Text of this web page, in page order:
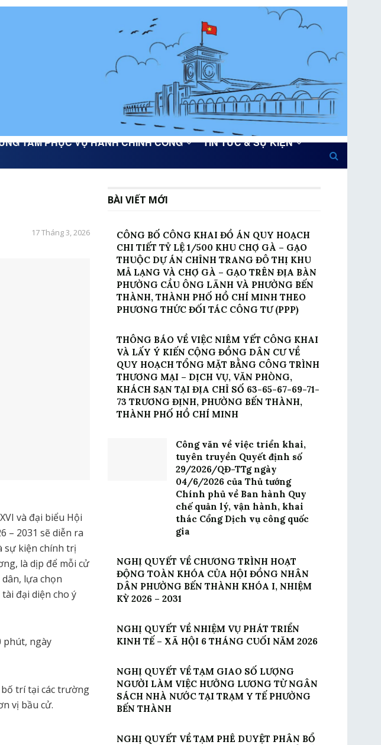
TÂM PHỤC VỤ HÀNH CHÍNH CÔNG
TIN TỨC & SỰ KIỆN
17 Tháng 3, 2026
và đại biểu Hội
– 2031 sẽ diễn ra
sự kiện chính trị
là dịp để mỗi cử
lựa chọn
đại diện cho ý
phút, ngày
trí tại các trường
vị bầu cử.
BÀI VIẾT MỚI
CÔNG BỐ CÔNG KHAI ĐỒ ÁN QUY HOẠCH
CHI TIẾT TỶ LỆ 1/500 KHU CHỢ GÀ – GẠO
THUỘC DỰ ÁN CHỈNH TRANG ĐÔ THỊ KHU
MẢ LẠNG VÀ CHỢ GÀ – GẠO TRÊN ĐỊA BÀN
PHƯỜNG CẦU ÔNG LÃNH VÀ PHƯỜNG BẾN
THÀNH, THÀNH PHỐ HỒ CHÍ MINH THEO
PHƯƠNG THỨC ĐỐI TÁC CÔNG TƯ (PPP)
THÔNG BÁO VỀ VIỆC NIÊM YẾT CÔNG KHAI
VÀ LẤY Ý KIẾN CỘNG ĐỒNG DÂN CƯ VỀ
QUY HOẠCH TỔNG MẶT BẰNG CÔNG TRÌNH
THƯƠNG MẠI – DỊCH VỤ, VĂN PHÒNG,
KHÁCH SẠN TẠI ĐỊA CHỈ SỐ 63-65-67-69-71-
73 TRƯƠNG ĐỊNH, PHƯỜNG BẾN THÀNH,
THÀNH PHỐ HỒ CHÍ MINH
Công văn về việc triển khai,
tuyên truyền Quyết định số
29/2026/QĐ-TTg ngày
04/6/2026 của Thủ tướng
Chính phủ về Ban hành Quy
chế quản lý, vận hành, khai
thác Cổng Dịch vụ công quốc
gia
NGHỊ QUYẾT VỀ CHƯƠNG TRÌNH HOẠT
ĐỘNG TOÀN KHÓA CỦA HỘI ĐỒNG NHÂN
DÂN PHƯỜNG BẾN THÀNH KHÓA I, NHIỆM
KỲ 2026 – 2031
NGHỊ QUYẾT VỀ NHIỆM VỤ PHÁT TRIỂN
KINH TẾ – XÃ HỘI 6 THÁNG CUỐI NĂM 2026
NGHỊ QUYẾT VỀ TẠM GIAO SỐ LƯỢNG
NGƯỜI LÀM VIỆC HƯỞNG LƯƠNG TỪ NGÂN
SÁCH NHÀ NƯỚC TẠI TRẠM Y TẾ PHƯỜNG
BẾN THÀNH
NGHỊ QUYẾT VỀ TẠM PHÊ DUYỆT PHÂN BỔ